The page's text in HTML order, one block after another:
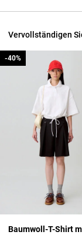
Vervollständigen
-40%
-40%